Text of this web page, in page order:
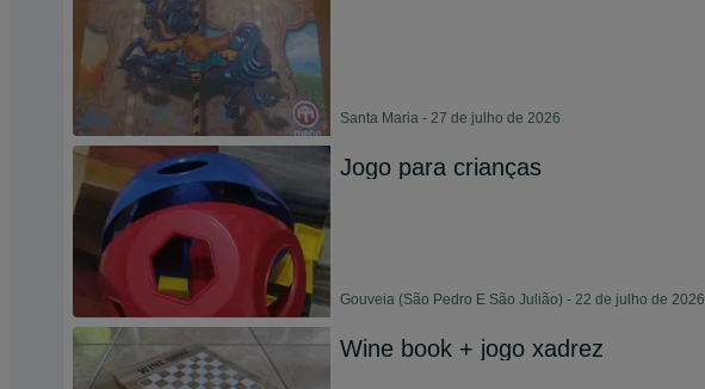
Santa Maria - 27 de julho de 2026
Jogo para crianças
Gouveia (São Pedro E São Julião) - 22 de julho de 2026
Wine book + jogo xadrez